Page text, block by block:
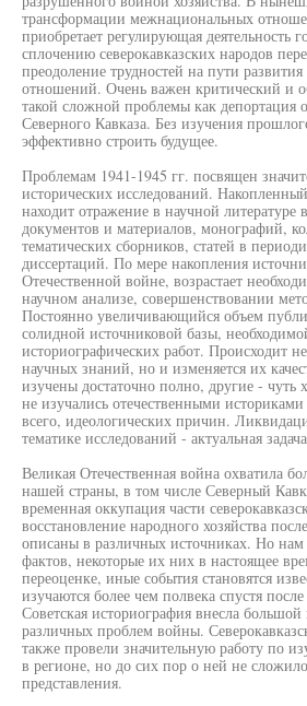
трансформации межнациональных
приобретает регулирующая деятельность
сплочению северокавказских народов
преодоление трудностей на пути
отношений. Очень важен критический и
такой сложной проблемы как депортация
Северного Кавказа. Без изучения
эффективно строить будущее.
Проблемам 1941-1945 гг. посвящен
исторических исследований.
находит отражение в научной литературе
документов и материалов, монографий,
тематических сборников, статей в
диссертаций. По мере накопления
Отечественной войне, возрастает
научном анализе, совершенствовании
Постоянно увеличивающийся объем
солидной источниковой базы,
историографических работ. Происходит
научных знаний, но и изменяется их
изучены достаточно полно, другие - чуть
не изучались отечественными
всего, идеологических причин.
тематике исследований - актуальная
Великая Отечественная война охватила
нашей страны, в том числе Северный
временная оккупация части
восстановление народного хозяйства
описаны в различных источниках. Но нам
фактов, некоторые их них в настоящее
переоценке, иные события становятся
изучаются более чем полвека спустя
Советская историография внесла
различных проблем войны.
также провели значительную работу по
в регионе, но до сих пор о ней не
представления.